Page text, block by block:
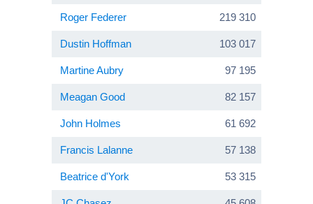
Roger Federer 219 310
Dustin Hoffman 103 017
Martine Aubry 97 195
Meagan Good 82 157
John Holmes 61 692
Francis Lalanne 57 138
Beatrice d'York 53 315